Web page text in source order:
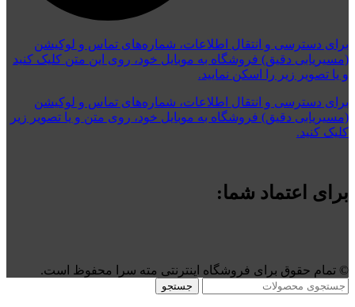
برای دسترسی و انتقال اطلاعات، شماره‌های تماس و لوکیشن
(مسیریابی دقیق) فروشگاه به موبایل خود، روی این متن کلیک کنید
و یا تصویر زیر را اسکن نمایید.
برای دسترسی و انتقال اطلاعات، شماره‌های تماس و لوکیشن
(مسیریابی دقیق) فروشگاه به موبایل خود، روی متن و یا تصویر زیر
کلیک کنید.
برای اعتماد شما:
©️ تمام حقوق برای فروشگاه اینترنتی مته سرا محفوظ است.
جستجو